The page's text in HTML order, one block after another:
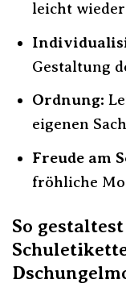
leicht
Gestaltung
Ordnung:
eigenen
Freude am
fröhliche
So